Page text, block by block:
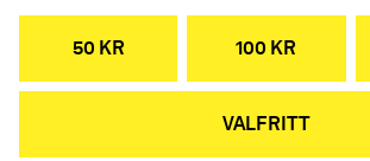
50 KR 100 KR
VALFRITT